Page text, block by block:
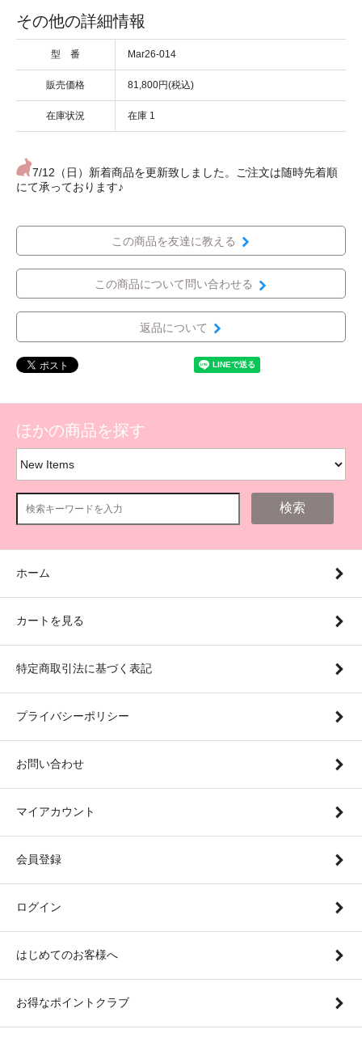
その他の詳細情報
型 番 Mar26-014
販売価格 81,800円(税込)
在庫状況 在庫 1
7/12（日）新着商品を更新致しました。ご注文は随時先着順
にて承っております♪
この商品を友達に教える
この商品について問い合わせる
返品について
ほかの商品を探す
検索
ホーム
カートを見る
特定商取引法に基づく表記
プライバシーポリシー
お問い合わせ
マイアカウント
会員登録
ログイン
はじめてのお客様へ
お得なポイントクラブ